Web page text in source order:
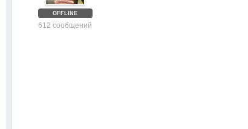
OFFLINE
612 сообщений